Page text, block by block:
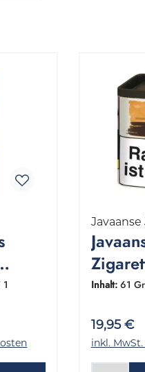
Inhalt: 61
19,95 €
inkl.